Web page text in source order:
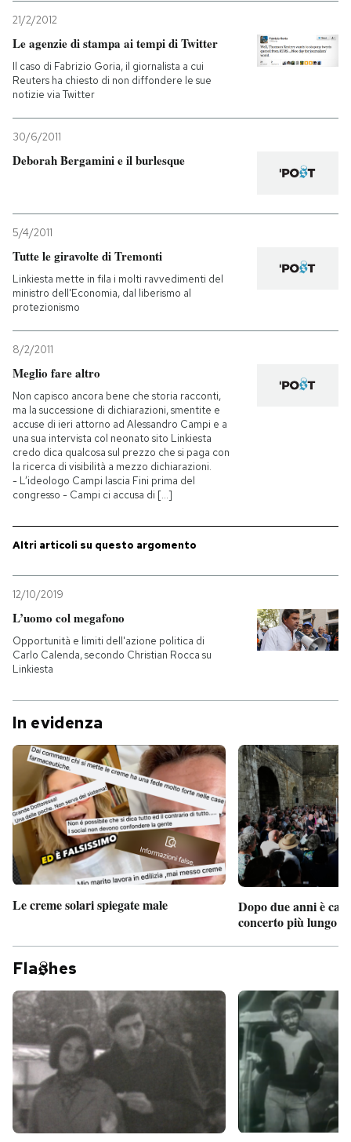
21/2/2012
Le agenzie di stampa ai tempi di Twitter
Il caso di Fabrizio Goria, il giornalista a cui
Reuters ha chiesto di non diffondere le sue
notizie via Twitter
30/6/2011
Deborah Bergamini e il burlesque
5/4/2011
Tutte le giravolte di Tremonti
Linkiesta mette in fila i molti ravvedimenti del
ministro dell'Economia, dal liberismo al
protezionismo
8/2/2011
Meglio fare altro
Non capisco ancora bene che storia racconti,
ma la successione di dichiarazioni, smentite e
accuse di ieri attorno ad Alessandro Campi e a
una sua intervista col neonato sito Linkiesta
credo dica qualcosa sul prezzo che si paga con
la ricerca di visibilità a mezzo dichiarazioni.
- L’ideologo Campi lascia Fini prima del
congresso - Campi ci accusa di [...]
Altri articoli su questo argomento
12/10/2019
L’uomo col megafono
Opportunità e limiti dell'azione politica di
Carlo Calenda, secondo Christian Rocca su
Linkiesta
In evidenza
Le creme solari spiegate male
Dopo due anni è
concerto più lungo
Fla hes